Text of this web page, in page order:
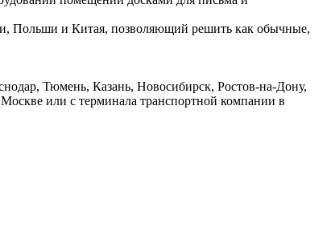
Польши и Китая, позволяющий решить как обычные,
Тюмень, Казань, Новосибирск, Ростов-на-Дону,
или с терминала транспортной компании в